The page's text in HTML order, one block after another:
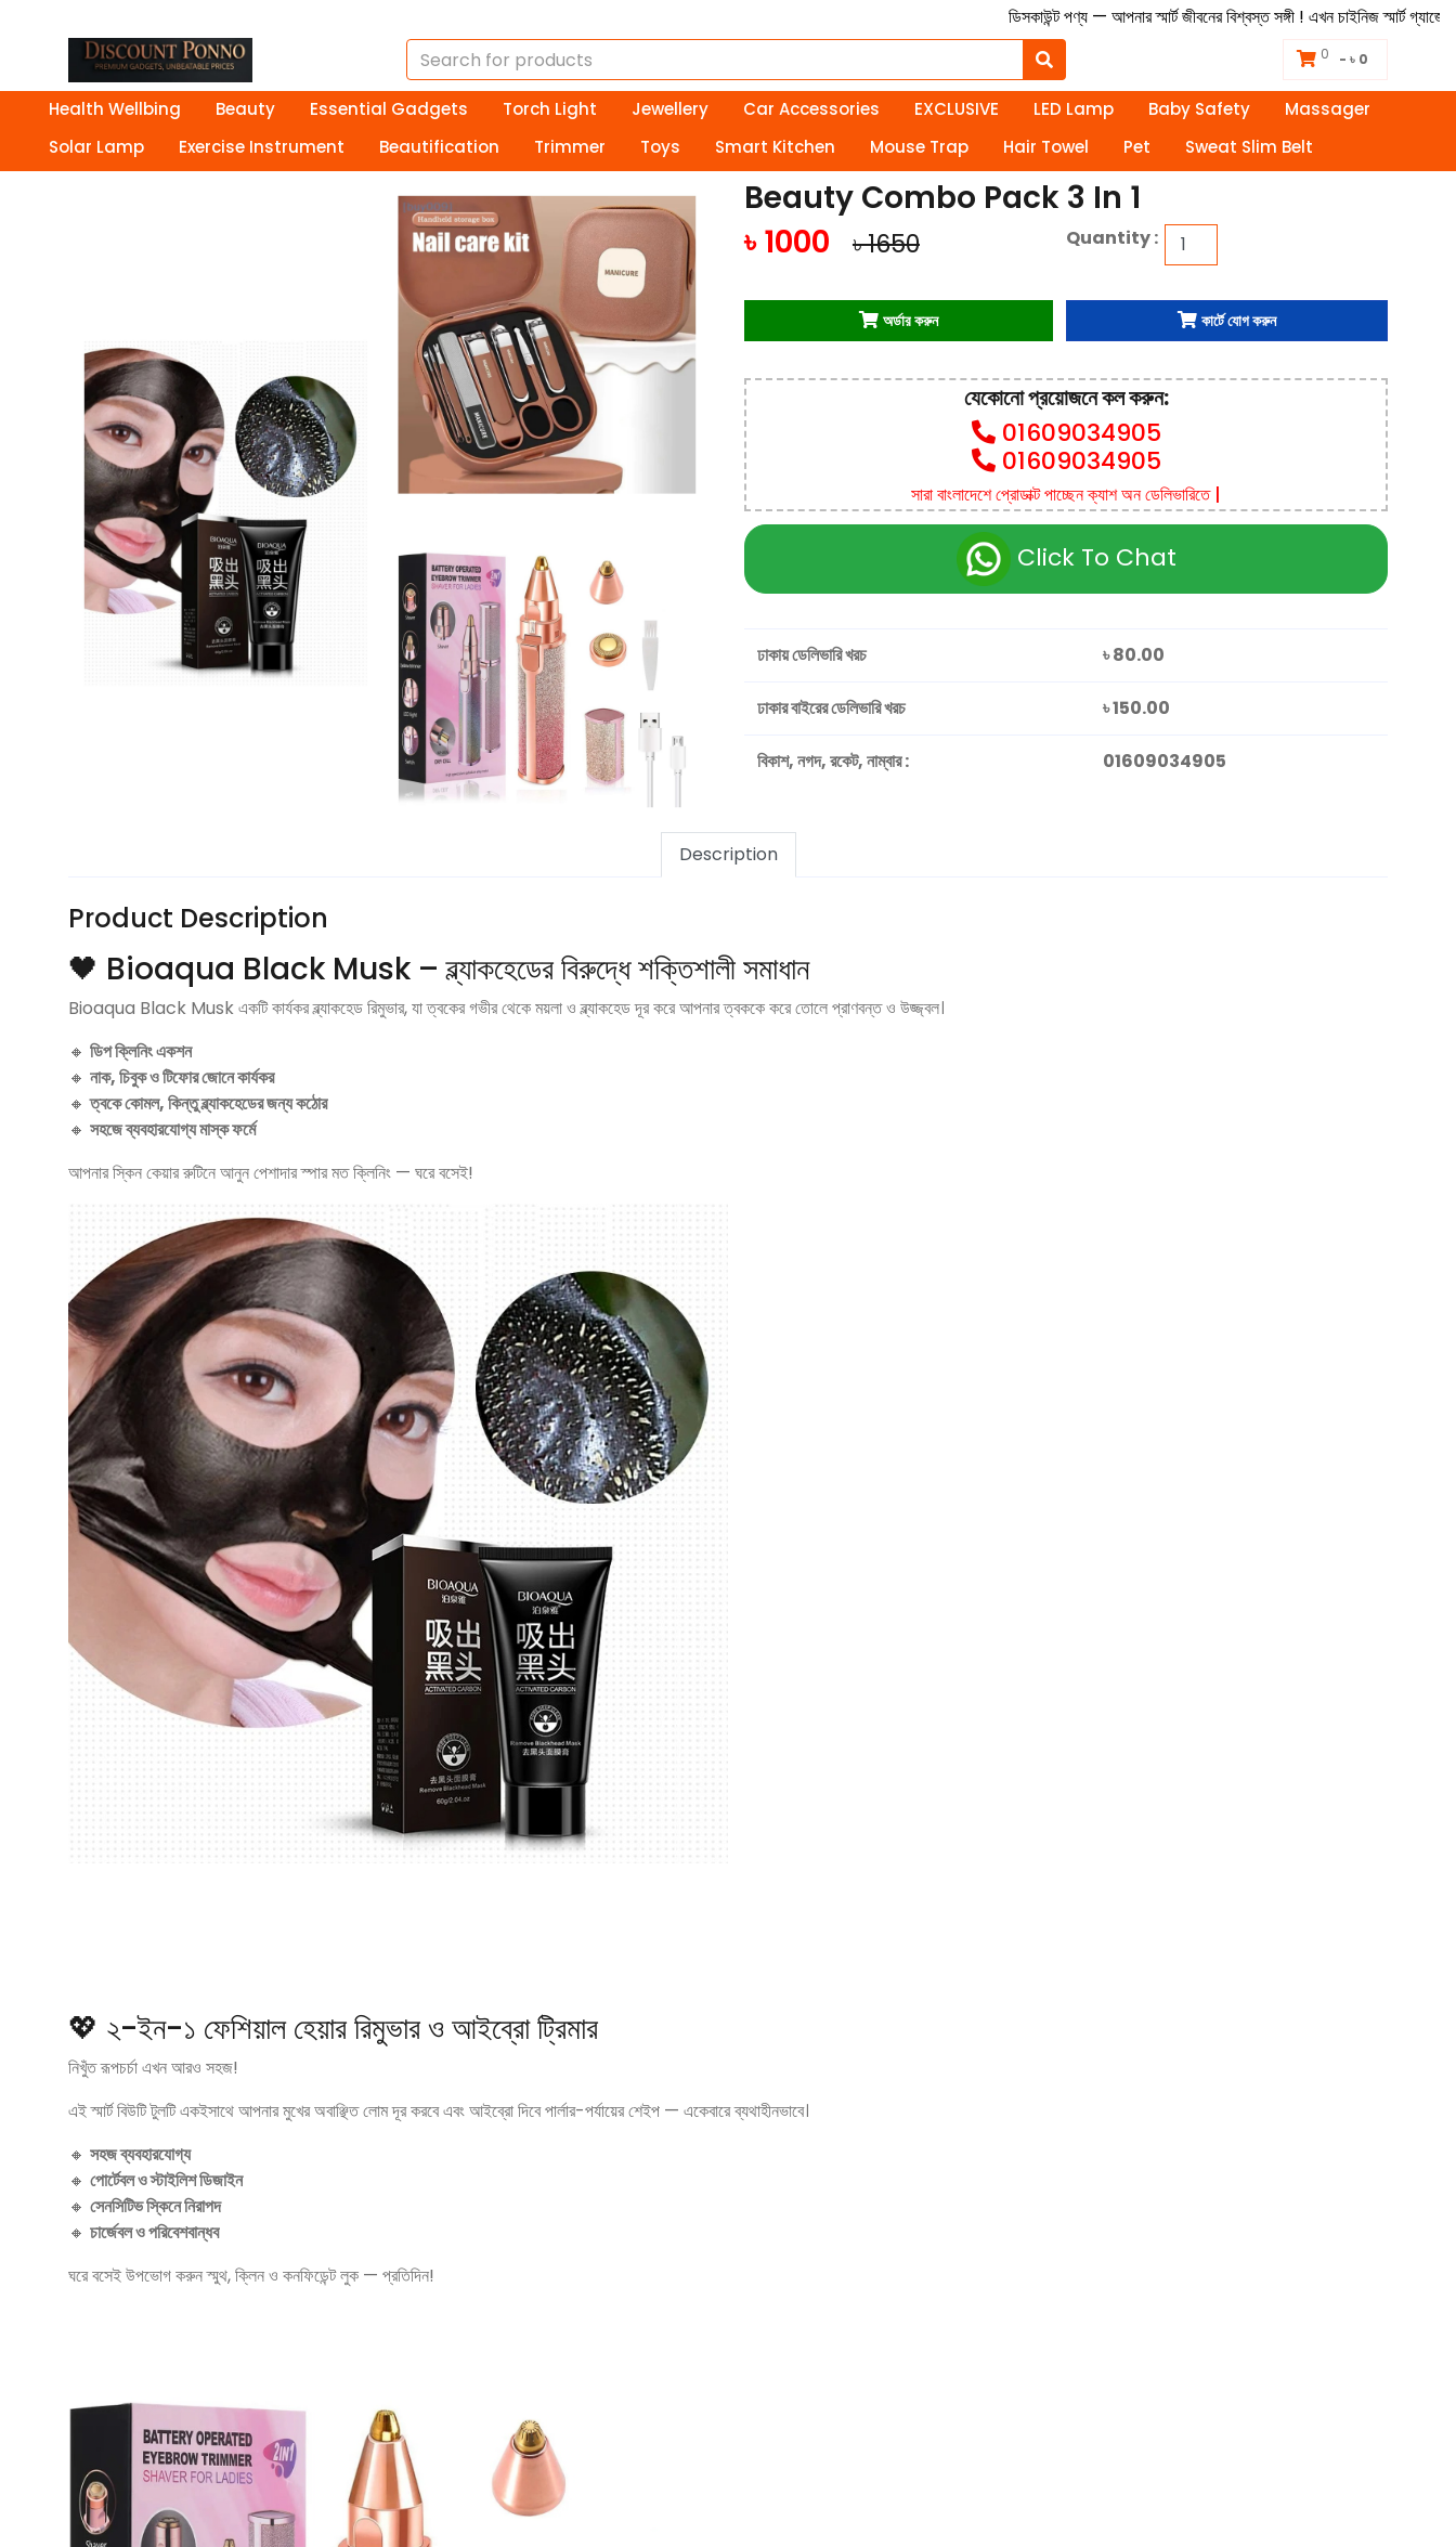
ডিসকাউন্ট পণ্য — আপনার স্মার্ট জীবনের বিশ্বস্ত সঙ্গী ! এখন চাইনিজ স্মার্ট গ্যাজেট সহজে
0 - ৳ 0
Health Wellbing Beauty Essential Gadgets Torch Light Jewellery Car Accessories EXCLUSIVE LED Lamp Baby Safety
Massager
Solar Lamp
Exercise Instrument Beautification Trimmer Toys Smart Kitchen Mouse Trap Hair Towel Pet Sweat Slim Belt
Beauty Combo Pack 3 In 1
৳ 1000
৳1650 Quantity :
কার্টে যোগ করুন
অর্ডার করুন
যেকোনো প্রয়োজনে কল করুন:
01609034905
01609034905
সারা বাংলাদেশে প্রোডাক্ট পাচ্ছেন ক্যাশ অন ডেলিভারিতে |
Click To Chat
ঢাকায় ডেলিভারি খরচ ৳ 80.00
ঢাকার বাইরের ডেলিভারি খরচ ৳ 150.00
বিকাশ, নগদ, রকেট, নাম্বার : 01609034905
Description
Product Description
🖤 Bioaqua Black Musk – ব্ল্যাকহেডের বিরুদ্ধে শক্তিশালী সমাধান
Bioaqua Black Musk একটি কার্যকর ব্ল্যাকহেড রিমুভার, যা ত্বকের গভীর থেকে ময়লা ও ব্ল্যাকহেড দূর করে আপনার ত্বককে করে তোলে প্রাণবন্ত ও উজ্জ্বল।
🔸 ডিপ ক্লিনিং একশন
🔸 নাক, চিবুক ও টিফোর জোনে কার্যকর
🔸ত্বকে কোমল, কিন্তু ব্ল্যাকহেডের জন্য কঠোর
🔸 সহজে ব্যবহারযোগ্য মাস্ক ফর্মে
আপনার স্কিন কেয়ার রুটিনে আনুন পেশাদার স্পার মত ক্লিনিং — ঘরে বসেই!
💖 ২-ইন-১ ফেশিয়াল হেয়ার রিমুভার ও আইব্রো ট্রিমার
নিখুঁত রূপচর্চা এখন আরও সহজ!
এই স্মার্ট বিউটি টুলটি একইসাথে আপনার মুখের অবাঞ্ছিত লোম দূর করবে এবং আইব্রো দিবে পার্লার-পর্যায়ের শেইপ — একেবারে ব্যথাহীনভাবে।
🔸 সহজ ব্যবহারযোগ্য
🔸 পোর্টেবল ও স্টাইলিশ ডিজাইন
🔸 সেনসিটিভ স্কিনে নিরাপদ
🔸 চার্জেবল ও পরিবেশবান্ধব
ঘরে বসেই উপভোগ করুন স্মুথ, ক্লিন ও কনফিডেন্ট লুক — প্রতিদিন!